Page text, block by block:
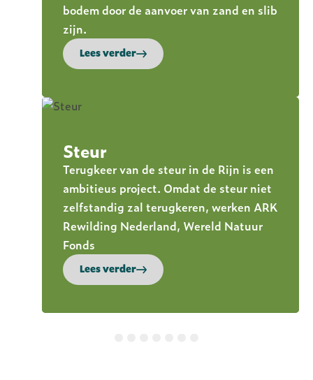
bodem door de aanvoer van zand en slib
zijn.
Lees verder
Steur
Terugkeer van de steur in de Rijn is een
ambitieus project. Omdat de steur niet
zelfstandig zal terugkeren, werken ARK
Rewilding Nederland, Wereld Natuur
Fonds
Lees verder